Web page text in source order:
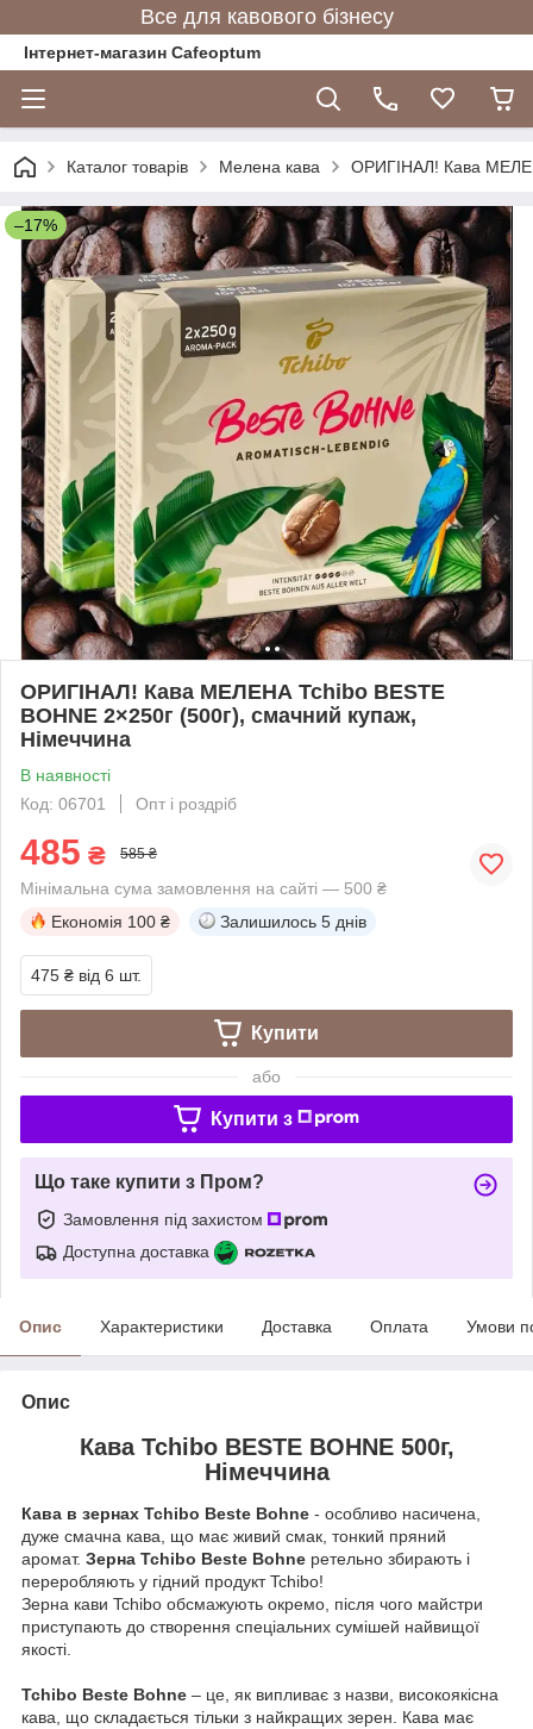
Все для кавового бізнесу
Інтернет-магазин Cafeoptum
Каталог товарів Мелена кава ОРИГІНАЛ! Кава
–17%
ОРИГІНАЛ! Кава МЕЛЕНА Tchibo BESTE
BOHNE 2×250г (500г), смачний купаж,
Німеччина
В наявності
Код: 06701
Опт і роздріб
485 ₴ 585 ₴
Мінімальна сума замовлення на сайті — 500 ₴
Економія 100 ₴ Залишилось 5 днів
475 ₴ від 6 шт.
Купити
або
Купити з
Що таке купити з Пром?
Замовлення під захистом
Доступна доставка
Опис Характеристики Доставка Оплата Умови
Опис
Кава Tchibo BESTE BOHNE 500г,
Німеччина
Кава в зернах Tchibo Beste Bohne - особливо насичена,
дуже смачна кава, що має живий смак, тонкий пряний
аромат. Зерна Tchibo Beste Bohne ретельно збирають і
переробляють у гідний продукт Tchibo!
Зерна кави Tchibo обсмажують окремо, після чого майстри
приступають до створення спеціальних сумішей найвищої
якості.
Tchibo Beste Bohne – це, як випливає з назви, високоякісна
кава, що складається тільки з найкращих зерен. Кава має